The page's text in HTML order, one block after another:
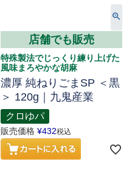
店舗でも販売
特殊製法でじっくり練り上げた
風味まろやかな胡麻
濃厚 純ねりごまSP ＜黒
＞ 120g｜九鬼産業
クロゆパ
販売価格 ¥432税込